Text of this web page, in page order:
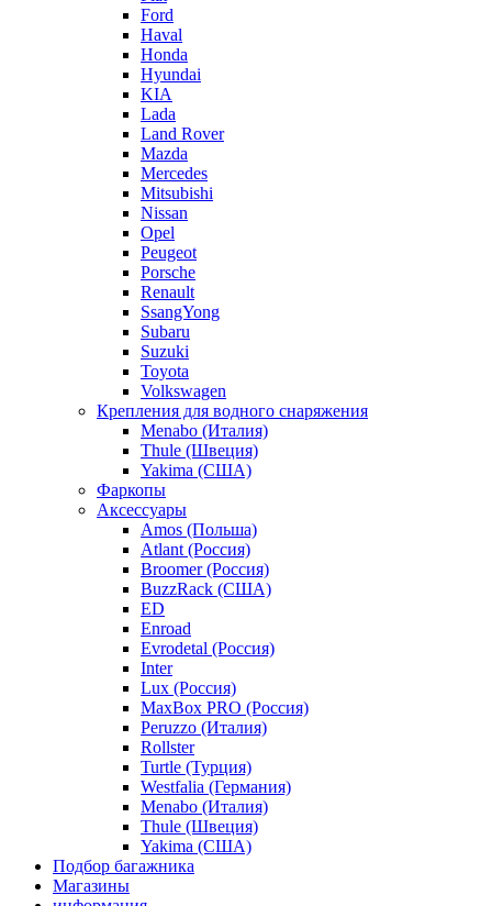
Ford
Haval
Honda
Hyundai
KIA
Lada
Land Rover
Mazda
Mercedes
Mitsubishi
Nissan
Opel
Peugeot
Porsche
Renault
SsangYong
Subaru
Suzuki
Toyota
Volkswagen
Крепления для водного снаряжения
Menabo (Италия)
Thule (Швеция)
Yakima (США)
Фаркопы
Аксессуары
Amos (Польша)
Atlant (Россия)
Broomer (Россия)
BuzzRack (США)
ED
Enroad
Evrodetal (Россия)
Inter
Lux (Россия)
MaxBox PRO (Россия)
Peruzzo (Италия)
Rollster
Turtle (Турция)
Westfalia (Германия)
Menabo (Италия)
Thule (Швеция)
Yakima (США)
Подбор багажника
Магазины